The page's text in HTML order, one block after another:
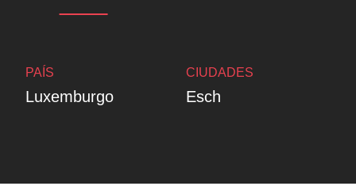
PAÍS
Luxemburgo
CIUDADES
Esch